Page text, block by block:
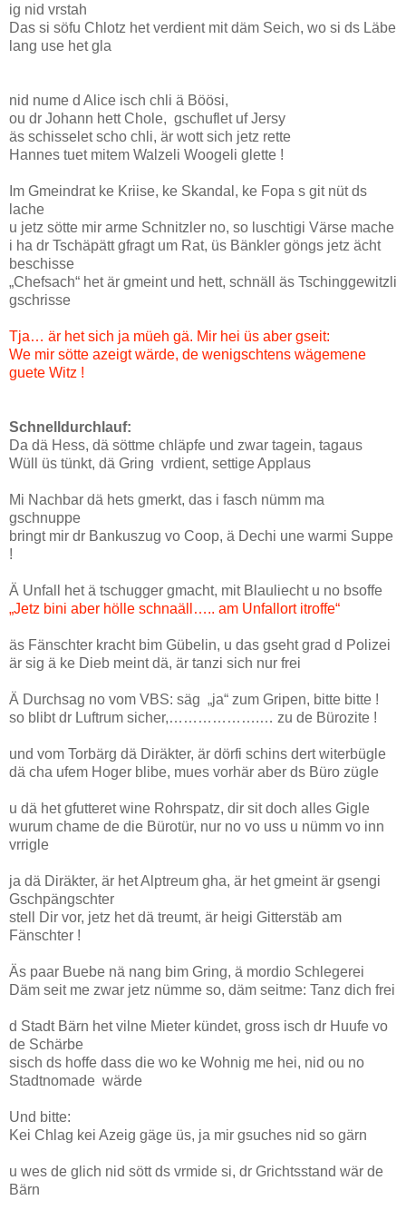
ig nid vrstah
Das si söfu Chlotz het verdient mit däm Seich, wo si ds Läbe
lang use het gla
nid nume d Alice isch chli ä Böösi,
ou dr Johann hett Chole, gschuflet uf Jersy
äs schisselet scho chli, är wott sich jetz rette
Hannes tuet mitem Walzeli Woogeli glette !
Im Gmeindrat ke Kriise, ke Skandal, ke Fopa s git nüt ds
lache
u jetz sötte mir arme Schnitzler no, so luschtigi Värse mache
i ha dr Tschäpätt gfragt um Rat, üs Bänkler göngs jetz ächt
beschisse
„Chefsach“ het är gmeint und hett, schnäll äs Tschinggewitzli
gschrisse
Tja… är het sich ja müeh gä. Mir hei üs aber gseit:
We mir sötte azeigt wärde, de wenigschtens wägemene
guete Witz !
Schnelldurchlauf:
Da dä Hess, dä söttme chläpfe und zwar tagein, tagaus
Wüll üs tünkt, dä Gring vrdient, settige Applaus
Mi Nachbar dä hets gmerkt, das i fasch nümm ma
gschnuppe
bringt mir dr Bankuszug vo Coop, ä Dechi une warmi Suppe
!
Ä Unfall het ä tschugger gmacht, mit Blauliecht u no bsoffe
„Jetz bini aber hölle schnaäll….. am Unfallort itroffe“
äs Fänschter kracht bim Gübelin, u das gseht grad d Polizei
är sig ä ke Dieb meint dä, är tanzi sich nur frei
Ä Durchsag no vom VBS: säg „ja“ zum Gripen, bitte bitte !
so blibt dr Luftrum sicher,……………….… zu de Bürozite !
und vom Torbärg dä Diräkter, är dörfi schins dert witerbügle
dä cha ufem Hoger blibe, mues vorhär aber ds Büro zügle
u dä het gfutteret wine Rohrspatz, dir sit doch alles Gigle
wurum chame de die Bürotür, nur no vo uss u nümm vo inn
vrrigle
ja dä Diräkter, är het Alptreum gha, är het gmeint är gsengi
Gschpängschter
stell Dir vor, jetz het dä treumt, är heigi Gitterstäb am
Fänschter !
Äs paar Buebe nä nang bim Gring, ä mordio Schlegerei
Däm seit me zwar jetz nümme so, däm seitme: Tanz dich frei
d Stadt Bärn het vilne Mieter kündet, gross isch dr Huufe vo
de Schärbe
sisch ds hoffe dass die wo ke Wohnig me hei, nid ou no
Stadtnomade wärde
Und bitte:
Kei Chlag kei Azeig gäge üs, ja mir gsuches nid so gärn
u wes de glich nid sött ds vrmide si, dr Grichtsstand wär de
Bärn